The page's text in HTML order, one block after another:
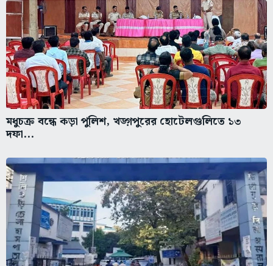
মধুচক্র বন্ধে কড়া পুলিশ, খড়্গপুরের হোটেলগুলিতে ১৩
দফা...